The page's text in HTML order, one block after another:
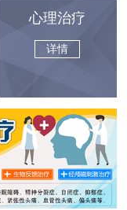
心理治疗
详情